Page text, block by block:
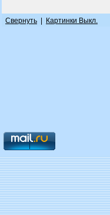
Свернуть Картинки Выкл.